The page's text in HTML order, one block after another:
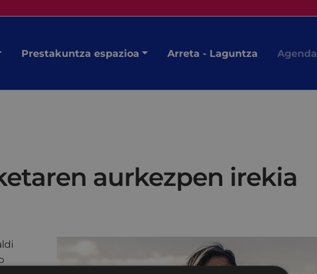
Prestakuntza espazioa Arreta - Laguntza Agenda
aurkezpen irekia